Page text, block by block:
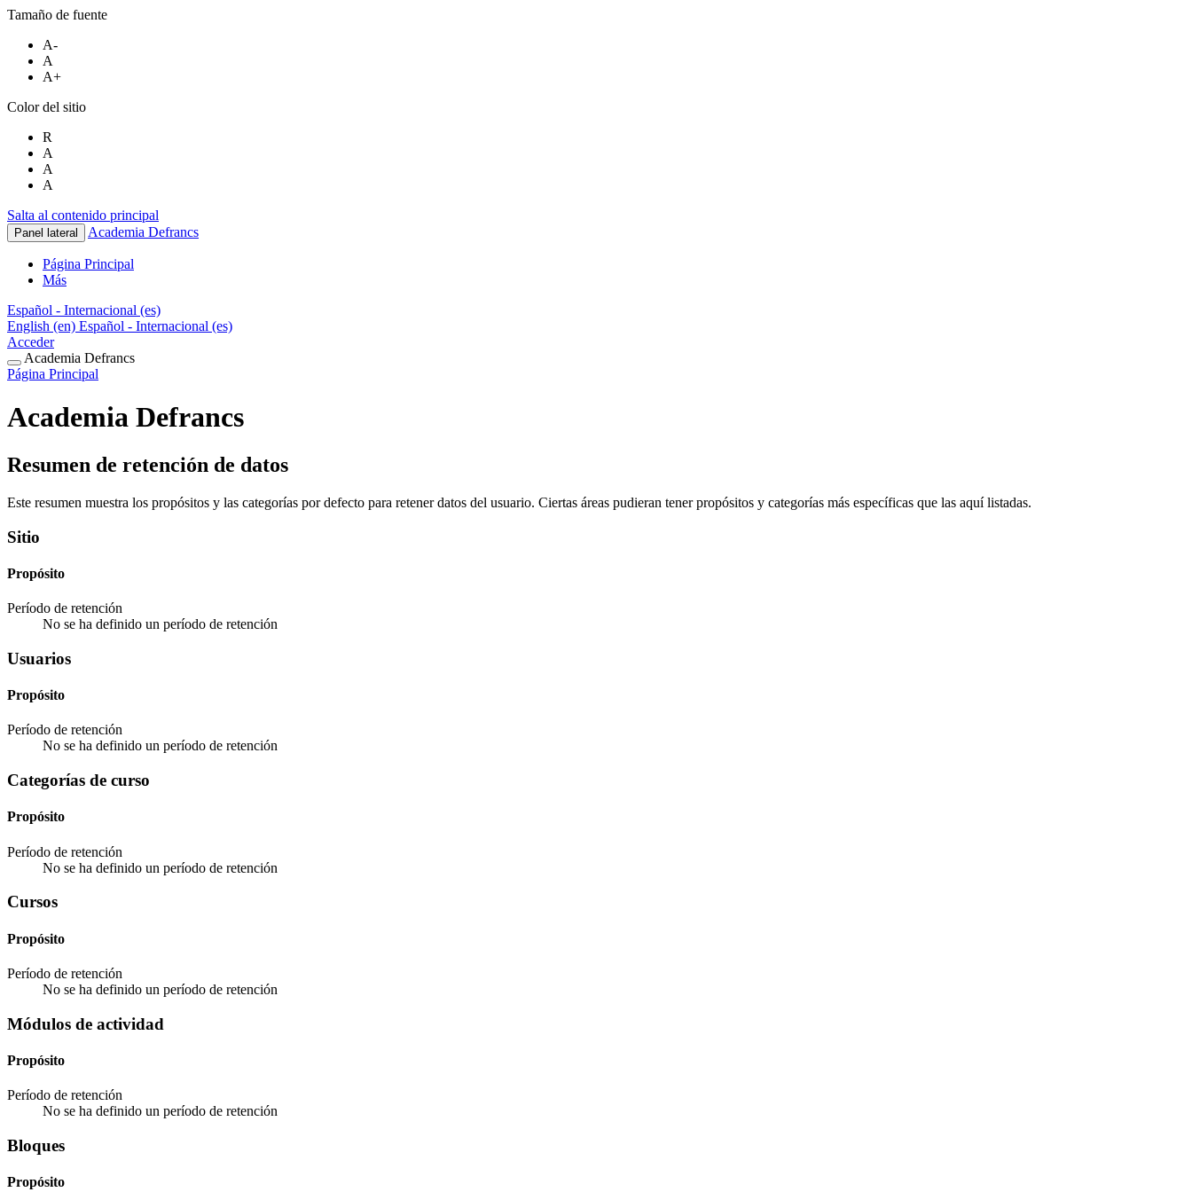
Tamaño de fuente
A-
A
A+
Color del sitio
R
A
A
A
Salta al contenido principal
Panel lateral Academia Defrancs
Página Principal
Más
Español - Internacional ‎(es)‎
English ‎(en)‎ Español - Internacional ‎(es)‎
Acceder
Academia Defrancs
Página Principal
Academia Defrancs
Resumen de retención de datos
Este resumen muestra los propósitos y las categorías por defecto para retener datos del usuario. Ciertas áreas pudieran tener propósitos y categorías más específicas que las aquí listadas.
Sitio
Propósito
Período de retención
No se ha definido un período de retención
Usuarios
Propósito
Período de retención
No se ha definido un período de retención
Categorías de curso
Propósito
Período de retención
No se ha definido un período de retención
Cursos
Propósito
Período de retención
No se ha definido un período de retención
Módulos de actividad
Propósito
Período de retención
No se ha definido un período de retención
Bloques
Propósito